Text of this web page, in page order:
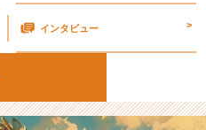
インタビュー >